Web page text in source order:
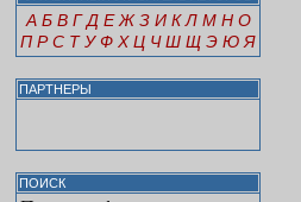
А Б В Г Д Е Ж З И К Л М Н О
П Р С Т У Ф Х Ц Ч Ш Щ Э Ю Я
ПАРТНЕРЫ
ПОИСК